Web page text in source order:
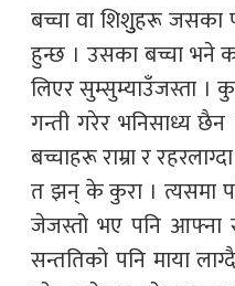
बच्चा वा शिशुुहरू जसका
हुन्छ । उसका बच्चा भने
लिएर सुम्सुम्याउँजस्ता ।
गन्ती गरेर भनिसाध्य
बच्चाहरू राम्रा र
त झन् के कुरा । त्यसमा
जेजस्तो भए पनि
सन्ततिको पनि माया